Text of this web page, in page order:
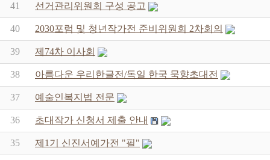
41 선거관리위원회 구성 공고
40 2030포럼 및 청년작가전 준비위원회 2차회의
39 제74차 이사회
38 아름다운 우리한글전/독일 한국 묵향초대전
37 예술인복지법 전문
36 초대작가 신청서 제출 안내
35 제1기 신진서예가전 "필"